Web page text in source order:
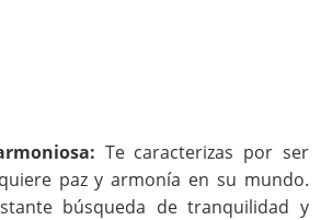
Te caracterizas por ser
paz y armonía en su mundo.
búsqueda de tranquilidad y